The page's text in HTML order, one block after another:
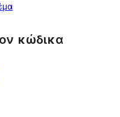
κώδικα